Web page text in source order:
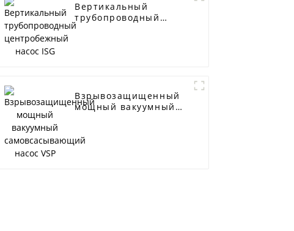
Вертикальный
трубопроводный
центробежный насос
Взрывозащищенный
мощный вакуумный